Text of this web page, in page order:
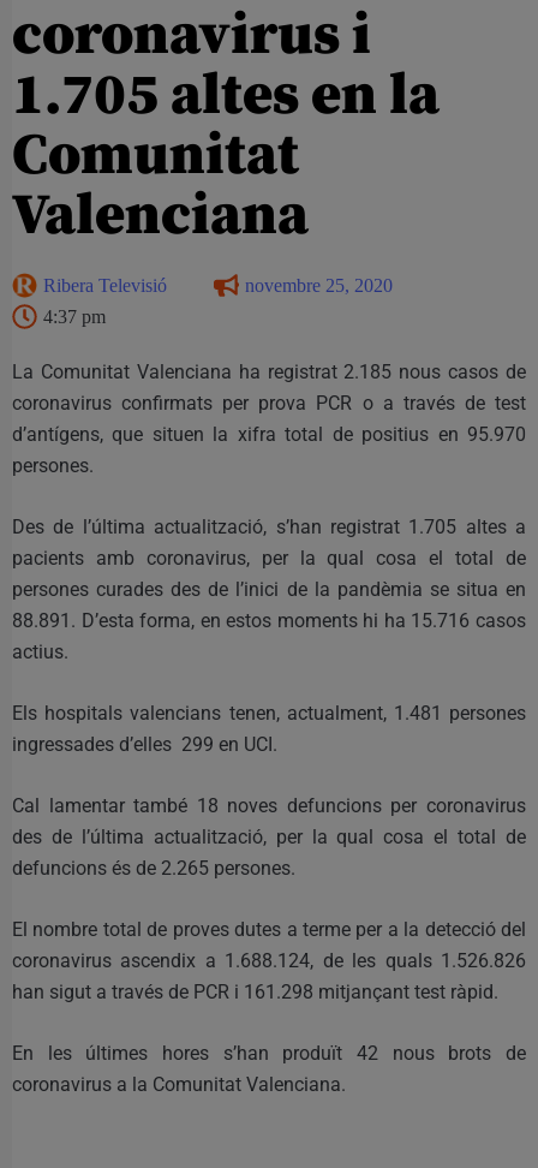
coronavirus i
1.705 altes en la
Comunitat
Valenciana
Ribera Televisió
novembre 25, 2020
4:37 pm
La Comunitat Valenciana ha registrat 2.185 nous casos de
coronavirus confirmats per prova PCR o a través de test
d’antígens, que situen la xifra total de positius en 95.970
persones.
Des de l’última actualització, s’han registrat 1.705 altes a
pacients amb coronavirus, per la qual cosa el total de
persones curades des de l’inici de la pandèmia se situa en
88.891. D’esta forma, en estos moments hi ha 15.716 casos
actius.
Els hospitals valencians tenen, actualment, 1.481 persones
ingressades d’elles 299 en UCI.
Cal lamentar també 18 noves defuncions per coronavirus
des de l’última actualització, per la qual cosa el total de
defuncions és de 2.265 persones.
El nombre total de proves dutes a terme per a la detecció del
coronavirus ascendix a 1.688.124, de les quals 1.526.826
han sigut a través de PCR i 161.298 mitjançant test ràpid.
En les últimes hores s’han produït 42 nous brots de
coronavirus a la Comunitat Valenciana.